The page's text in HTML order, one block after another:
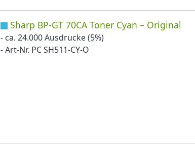
Sharp BP-GT 70CA Toner Cyan – Original
- ca. 24.000 Ausdrucke (5%)
- Art-Nr. PC SH511-CY-O